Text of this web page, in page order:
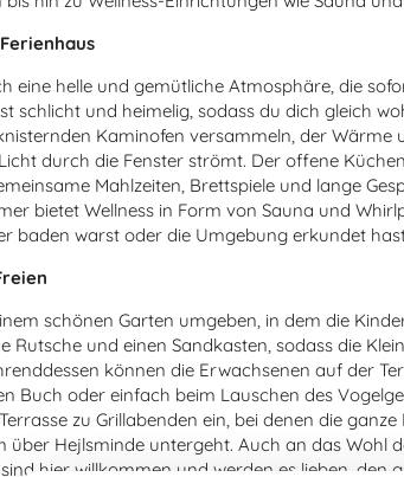
eine helle und gemütliche Atmosphäre, die
schlicht und heimelig, sodass du dich gleich
Kaminofen versammeln, der Wärme
durch die Fenster strömt. Der offene
Mahlzeiten, Brettspiele und lange
bietet Wellness in Form von Sauna und
baden warst oder die Umgebung erkundet
schönen Garten umgeben, in dem die
Rutsche und einen Sandkasten, sodass die
können die Erwachsenen auf der
Buch oder einfach beim Lauschen des
zu Grillabenden ein, bei denen die
über Hejlsminde untergeht. Auch an das Wohl
hier willkommen und werden es lieben, den